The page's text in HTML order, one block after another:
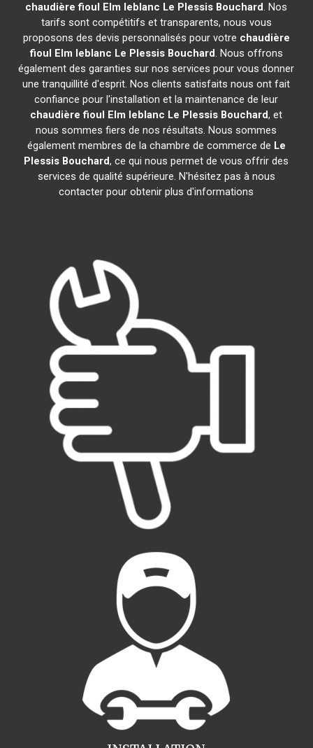
chaudière fioul Elm leblanc Le Plessis Bouchard. Nos
tarifs sont compétitifs et transparents, nous vous
proposons des devis personnalisés pour votre chaudière
fioul Elm leblanc Le Plessis Bouchard. Nous offrons
également des garanties sur nos services pour vous donner
une tranquillité d'esprit. Nos clients satisfaits nous ont fait
confiance pour l'installation et la maintenance de leur
chaudière fioul Elm leblanc Le Plessis Bouchard, et
nous sommes fiers de nos résultats. Nous sommes
également membres de la chambre de commerce de Le
Plessis Bouchard, ce qui nous permet de vous offrir des
services de qualité supérieure. N'hésitez pas à nous
contacter pour obtenir plus d'informations